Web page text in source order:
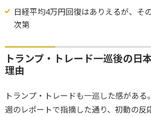
日経平均4万円回復はありえるが、そ
次第
トランプ・トレード一巡後の日
理由
トランプ・トレードも一巡した感がある
週のレポートで指摘した通り、初動の反